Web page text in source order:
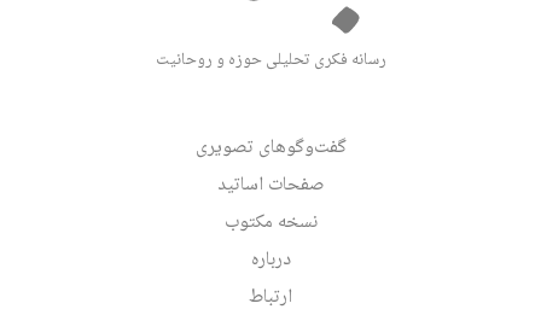
رسانه فکری تحلیلی حوزه و روحانیت
گفت‌وگوهای تصویری
صفحات اساتید
نسخه مکتوب
درباره
ارتباط